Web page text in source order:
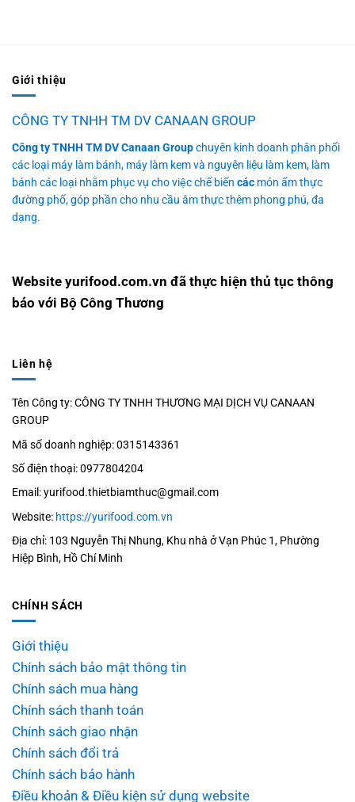
Giới thiệu
CÔNG TY TNHH TM DV CANAAN GROUP
Công ty TNHH TM DV Canaan Groupchuyên kinh doanh phân phối
các loại máy làm bánh, máy làm kem và nguyên liệu làm kem, làm
bánh các loại nhằm phục vụ cho việc chế biến các món ẩm thực
đường phố, góp phần cho nhu cầu âm thực thêm phong phú, đa
dạng.
Website yurifood.com.vn đã thực hiện thủ tục thông
báo với Bộ Công Thương
Liên hệ
Tên Công ty: CÔNG TY TNHH THƯƠNG MẠI DỊCH VỤ CANAAN
GROUP
Mã số doanh nghiệp: 0315143361
Số điện thoại: 0977804204
Email: yurifood.thietbiamthuc@gmail.com
Website: https://yurifood.com.vn
Địa chỉ: 103 Nguyễn Thị Nhung, Khu nhà ở Vạn Phúc 1, Phường
Hiệp Bình, Hồ Chí Minh
CHÍNH SÁCH
Giới thiệu
Chính sách bảo mật thông tin
Chính sách mua hàng
Chính sách thanh toán
Chính sách giao nhận
Chính sách đổi trả
Chính sách bảo hành
Điều khoản & Điều kiện sử dụng website